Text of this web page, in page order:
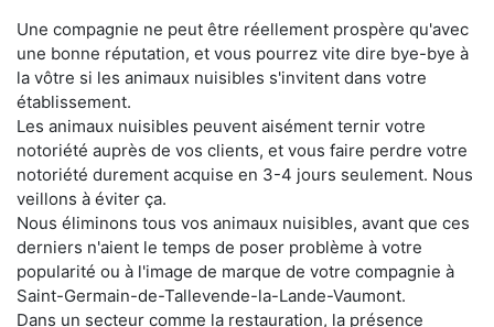
Une compagnie ne peut être réellement prospère qu'avec
une bonne réputation, et vous pourrez vite dire bye-bye à
la vôtre si les animaux nuisibles s'invitent dans votre
établissement.
Les animaux nuisibles peuvent aisément ternir votre
notoriété auprès de vos clients, et vous faire perdre votre
notoriété durement acquise en 3-4 jours seulement. Nous
veillons à éviter ça.
Nous éliminons tous vos animaux nuisibles, avant que ces
derniers n'aient le temps de poser problème à votre
popularité ou à l'image de marque de votre compagnie à
Saint-Germain-de-Tallevende-la-Lande-Vaumont.
Dans un secteur comme la restauration, la présence